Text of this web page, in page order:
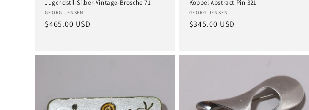
Jugendstil-Silber-Vintage-Brosche 71
Anbieter:
GEORG JENSEN
Normaler
$465.00 USD
Koppel Abstract Pin 321
Anbieter:
GEORG JENSEN
Normaler
$345.00 USD